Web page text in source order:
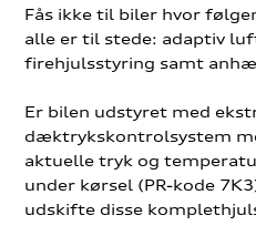
Fås ikke til biler hvor
alle er til stede: adaptiv
firehjulsstyring samt
Er bilen udstyret med
dæktrykskontrolsystem
aktuelle tryk og
under kørsel (PR-kode
udskifte disse